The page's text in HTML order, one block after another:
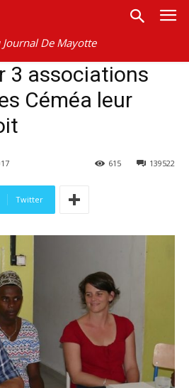
De Mayotte
3 associations
Céméa leur
139522
615
Twitter